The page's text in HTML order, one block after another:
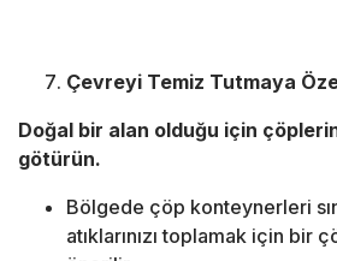
Çevreyi Temiz Tutmaya
Doğal bir alan olduğu için
götürün.
Bölgede çöp konteynerleri
atıklarınızı toplamak için bir